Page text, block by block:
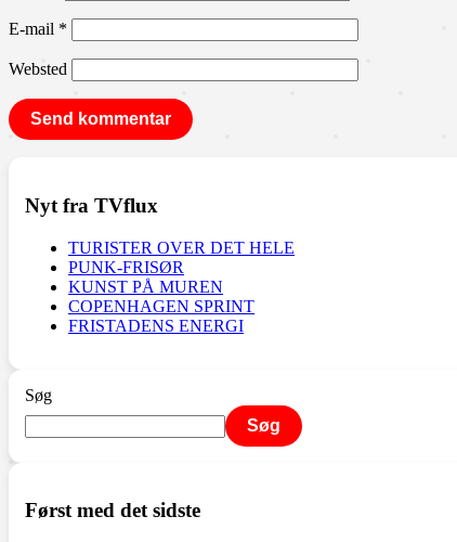
E-mail *
Websted
Nyt fra TVflux
TURISTER OVER DET HELE
PUNK-FRISØR
KUNST PÅ MUREN
COPENHAGEN SPRINT
FRISTADENS ENERGI
Søg
Søg
Først med det sidste